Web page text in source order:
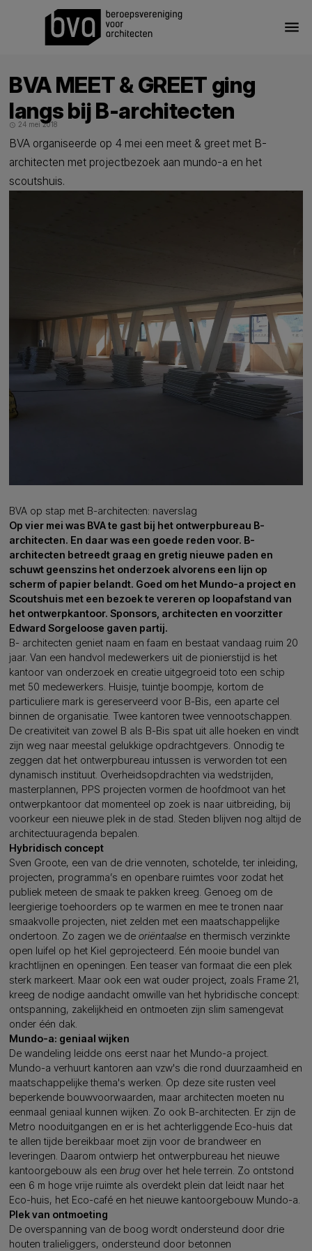
menu
BVA MEET & GREET ging
langs bij B-architecten
schedule 24 mei 2018
BVA organiseerde op 4 mei een meet & greet met B-
architecten met projectbezoek aan mundo-a en het
scoutshuis.
BVA op stap met B-architecten: naverslag
Op vier mei was BVA te gast bij het ontwerpbureau B-
architecten. En daar was een goede reden voor. B-
architecten betreedt graag en gretig nieuwe paden en
schuwt geenszins het onderzoek alvorens een lijn op
scherm of papier belandt. Goed om het Mundo-a project en
Scoutshuis met een bezoek te vereren op loopafstand van
het ontwerpkantoor. Sponsors, architecten en voorzitter
Edward Sorgeloose gaven partij.
B- architecten geniet naam en faam en bestaat vandaag ruim 20
jaar. Van een handvol medewerkers uit de pionierstijd is het
kantoor van onderzoek en creatie uitgegroeid toto een schip
met 50 medewerkers. Huisje, tuintje boompje, kortom de
particuliere mark is gereserveerd voor B-Bis, een aparte cel
binnen de organisatie. Twee kantoren twee vennootschappen.
De creativiteit van zowel B als B-Bis spat uit alle hoeken en vindt
zijn weg naar meestal gelukkige opdrachtgevers. Onnodig te
zeggen dat het ontwerpbureau intussen is verworden tot een
dynamisch instituut. Overheidsopdrachten via wedstrijden,
masterplannen, PPS projecten vormen de hoofdmoot van het
ontwerpkantoor dat momenteel op zoek is naar uitbreiding, bij
voorkeur een nieuwe plek in de stad. Steden blijven nog altijd de
architectuuragenda bepalen.
Hybridisch concept
Sven Groote, een van de drie vennoten, schotelde, ter inleiding,
projecten, programma’s en openbare ruimtes voor zodat het
publiek meteen de smaak te pakken kreeg. Genoeg om de
leergierige toehoorders op te warmen en mee te tronen naar
smaakvolle projecten, niet zelden met een maatschappelijke
ondertoon. Zo zagen we de oriëntaalse en thermisch verzinkte
open luifel op het Kiel geprojecteerd. Eén mooie bundel van
krachtlijnen en openingen. Een teaser van formaat die een plek
sterk markeert. Maar ook een wat ouder project, zoals Frame 21,
kreeg de nodige aandacht omwille van het hybridische concept:
ontspanning, zakelijkheid en ontmoeten zijn slim samengevat
onder één dak.
Mundo-a: geniaal wijken
De wandeling leidde ons eerst naar het Mundo-a project.
Mundo-a verhuurt kantoren aan vzw's die rond duurzaamheid en
maatschappelijke thema's werken. Op deze site rusten veel
beperkende bouwvoorwaarden, maar architecten moeten nu
eenmaal geniaal kunnen wijken. Zo ook B-architecten. Er zijn de
Metro nooduitgangen en er is het achterliggende Eco-huis dat
te allen tijde bereikbaar moet zijn voor de brandweer en
leveringen. Daarom ontwierp het ontwerpbureau het nieuwe
kantoorgebouw als een brug over het hele terrein. Zo ontstond
een 6 m hoge vrije ruimte als overdekt plein dat leidt naar het
Eco-huis, het Eco-café en het nieuwe kantoorgebouw Mundo-a.
Plek van ontmoeting
De overspanning van de boog wordt ondersteund door drie
houten tralieliggers, ondersteund door betonnen